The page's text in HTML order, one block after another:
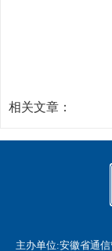
相关文章：
主办单位:安徽省通